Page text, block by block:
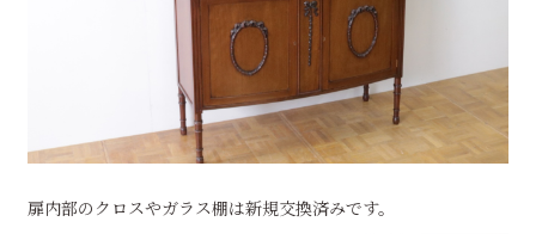
扉内部のクロスやガラス棚は新規交換済みです。